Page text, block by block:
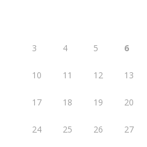
3 4 5 6
10 11 12 13
17 18 19 20
24 25 26 27